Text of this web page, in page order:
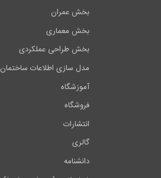
بخش عمران
بخش معماری
بخش طراحی عملکردی
مدل سازی اطلاعات ساختمان BIM
آموزشگاه
فروشگاه
انتشارات
گالری
دانشنامه